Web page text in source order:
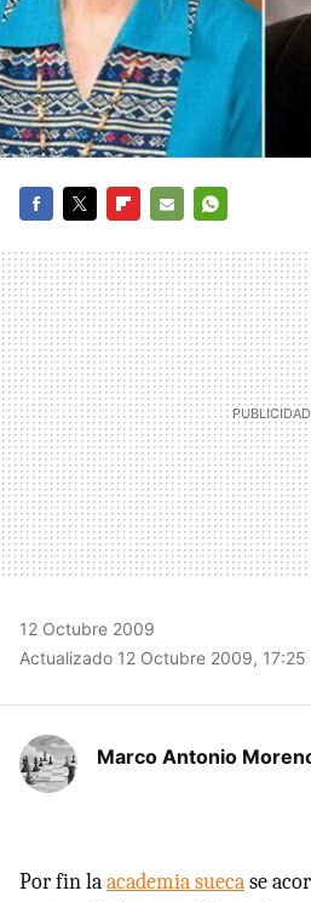
MAIL
12 Octubre 2009
Actualizado 12 Octubre 2009, 17:25
Marco Antonio
Por fin laacademia suecase